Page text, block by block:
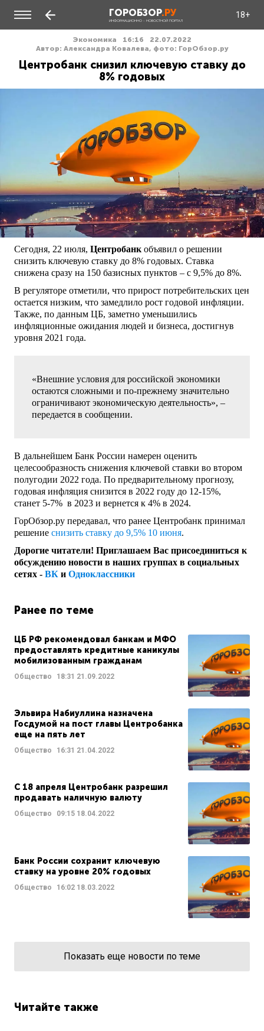
ГОРОБЗОР.РУ
ИНФОРМАЦИОННО - НОВОСТНОЙ ПОРТАЛ
18+
Экономика 16:16
22.07.2022
Автор: Александра Ковалева, фото: ГорОбзор.ру
Центробанк снизил ключевую ставку до
8% годовых
Сегодня, 22 июля, Центробанк объявил о решении
снизить ключевую ставку до 8% годовых. Ставка
снижена сразу на 150 базисных пунктов – с 9,5% до 8%.
В регуляторе отметили, что прирост потребительских цен
остается низким, что замедлило рост годовой инфляции.
Также, по данным ЦБ, заметно уменьшились
инфляционные ожидания людей и бизнеса, достигнув
уровня 2021 года.
«Внешние условия для российской экономики
остаются сложными и по-прежнему значительно
ограничивают экономическую деятельность», –
передается в сообщении.
В дальнейшем Банк России намерен оценить
целесообразность снижения ключевой ставки во втором
полугодии 2022 года. По предварительному прогнозу,
годовая инфляция снизится в 2022 году до 12-15%,
станет 5-7% в 2023 и вернется к 4% в 2024.
ГорОбзор.ру передавал, что ранее Центробанк принимал
решение снизить ставку до 9,5% 10 июня.
Дорогие читатели! Приглашаем Вас присоединиться к
обсуждению новости в наших группах в социальных
сетях - ВК и Одноклассники
Ранее по теме
ЦБ РФ рекомендовал банкам и МФО
предоставлять кредитные каникулы
мобилизованным гражданам
Общество 18:31 21.09.2022
Эльвира Набиуллина назначена
Госдумой на пост главы Центробанка
еще на пять лет
Общество 16:31 21.04.2022
С 18 апреля Центробанк разрешил
продавать наличную валюту
Общество 09:15 18.04.2022
Банк России сохранит ключевую
ставку на уровне 20% годовых
Общество 16:02 18.03.2022
Показать еще новости по теме
Читайте также